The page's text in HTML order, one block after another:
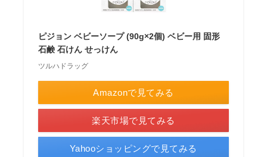
ピジョン ベビーソープ (90g×2個) ベビー用 固形
石鹸 石けん せっけん
ツルハドラッグ
Amazonで見てみる
楽天市場で見てみる
Yahooショッピングで見てみる